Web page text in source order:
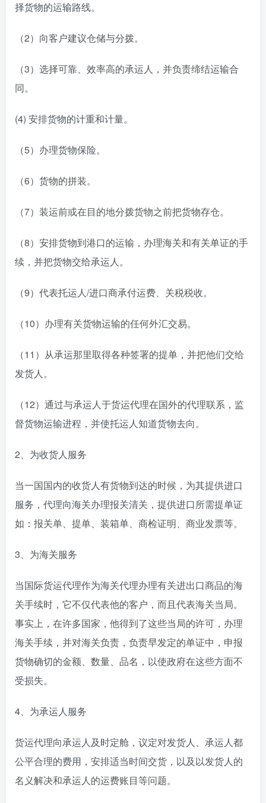
择货物的运输路线。
（2）向客户建议仓储与分拨。
（3）选择可靠、效率高的承运人，并负责缔结运输合
同。
(4) 安排货物的计重和计量。
（5）办理货物保险。
（6）货物的拼装。
（7）装运前或在目的地分拨货物之前把货物存仓。
（8）安排货物到港口的运输，办理海关和有关单证的手
续，并把货物交给承运人。
（9）代表托运人/进口商承付运费、关税税收。
（10）办理有关货物运输的任何外汇交易。
（11）从承运那里取得各种签署的提单，并把他们交给
发货人。
（12）通过与承运人于货运代理在国外的代理联系，监
督货物运输进程，并使托运人知道货物去向。
2、为收货人服务
当一国国内的收货人有货物到达的时候，为其提供进口
服务，代理向海关办理报关清关，提供进口所需提单证
如：报关单、提单、装箱单、商检证明、商业发票等。
3、为海关服务
当国际货运代理作为海关代理办理有关进出口商品的海
关手续时，它不仅代表他的客户，而且代表海关当局。
事实上，在许多国家，他得到了这些当局的许可，办理
海关手续，并对海关负责，负责早发定的单证中，申报
货物确切的金额、数量、品名，以使政府在这些方面不
受损失。
4、为承运人服务
货运代理向承运人及时定舱，议定对发货人、承运人都
公平合理的费用，安排适当时间交货，以及以发货人的
名义解决和承运人的运费账目等问题。